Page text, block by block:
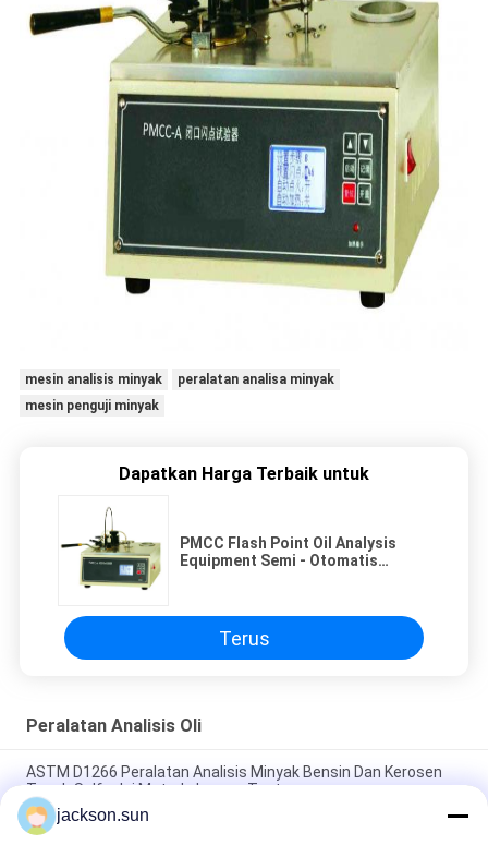
mesin analisis minyak
peralatan analisa minyak
mesin penguji minyak
Dapatkan Harga Terbaik untuk
PMCC Flash Point Oil Analysis
Equipment Semi - Otomatis
Terus
Peralatan Analisis Oli
ASTM D1266 Peralatan Analisis Minyak Bensin Dan Kerosen
Tanah Sulfur Isi Metode Lampu Tester
ASTM D1881 Oil Analysis Equipment Untuk Pendingin Mesin
jackson.sun